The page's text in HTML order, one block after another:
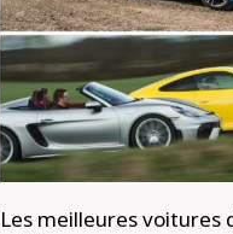
Les meilleures voitures